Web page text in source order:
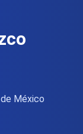
México